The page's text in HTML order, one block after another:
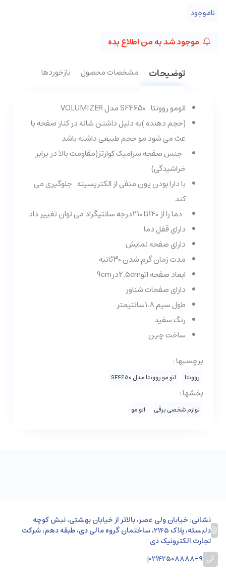
ناموجود
موجود شد به من اطلاع بده
توضیحات مشخصات محصول بازخوردها
اتومو روونتا SF4650 مدل VOLUMIZER
(حجم دهنده )به دلیل داشتن شانه در کنار صفحه با
عث می شود مو حجم طبیعی داشته باشد
جنس صفحه سرامیک کوارتز(مقاومت بالا در برابر
خراشیدگی)
با دارا بودن یون منفی از الکتریسیته جلوگیری می
کند
دما را از 140تا 210درجه سانتیگراد می توان تغییر داد
دارای قفل دما
دارای صفحه نمایش
مدت زمان گرم شدن 30ثانیه
ابعاد صفحه اتو2.5cmدر9cm
دارای صفحات شناور
طول سیم 1.8سانتیمتر
رنگ سفید
ساخت چین
برچسبها :
روونتا اتو مو روونتا مدل SF4650
بخشها :
لوازم شخصی برقی اتو مو
نشانی: خیابان ولی عصر، بالاتر از خیابان بهشتی، نبش کوچه
دلبسته، پلاک 2145، ساختمان گروه مالی دی، طبقه دهم، شرکت
تجارت الکترونیک دی
02142508888-9
|